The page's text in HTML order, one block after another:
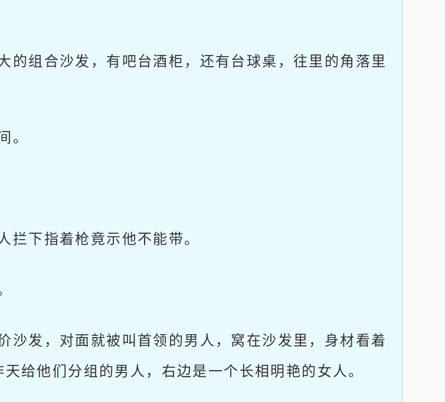
组合沙发，有吧台酒柜，还有台球桌，往里的角落里
。
下指着枪竟示他不能带。
发，对面就被叫首领的男人，窝在沙发里，身材看着
给他们分组的男人，右边是一个长相明艳的女人。